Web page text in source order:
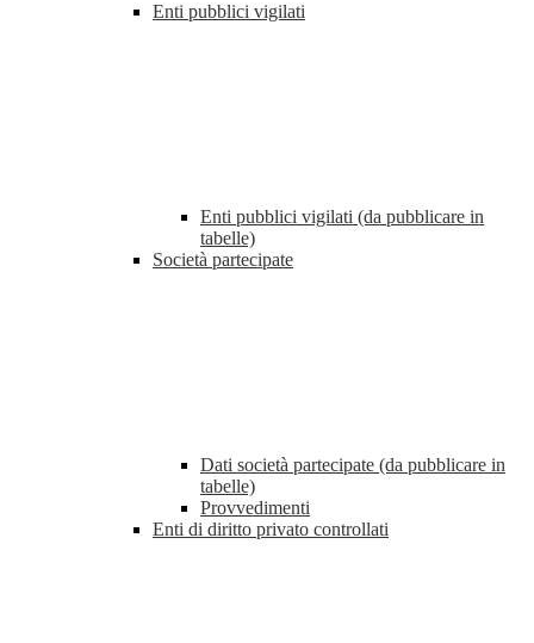
Enti pubblici vigilati
Enti pubblici vigilati (da pubblicare in
tabelle)
Società partecipate
Dati società partecipate (da pubblicare in
tabelle)
Provvedimenti
Enti di diritto privato controllati